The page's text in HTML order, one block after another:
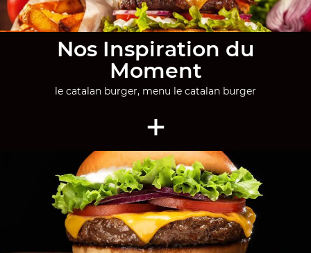
Nos Inspiration du
Moment
le catalan burger, menu le catalan burger
+